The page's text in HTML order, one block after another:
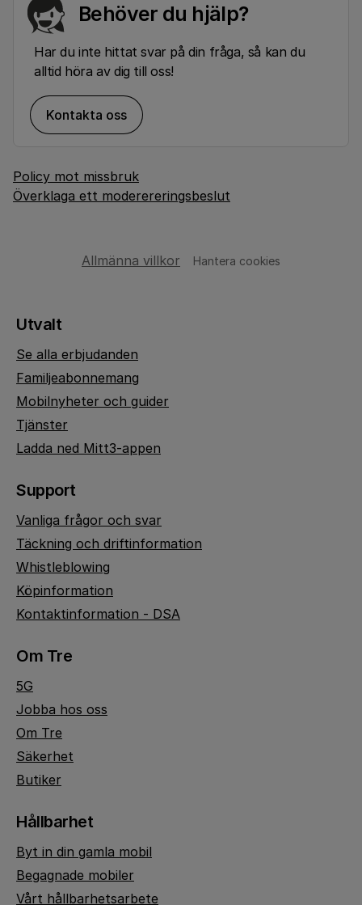
Behöver du hjälp?
Har du inte hittat svar på din fråga, så kan du
alltid höra av dig till oss!
Kontakta oss
Policy mot missbruk
Överklaga ett moderereringsbeslut
Allmänna villkor Hantera cookies
Utvalt
Se alla erbjudanden
Familjeabonnemang
Mobilnyheter och guider
Tjänster
Ladda ned Mitt3-appen
Support
Vanliga frågor och svar
Täckning och driftinformation
Whistleblowing
Köpinformation
Kontaktinformation - DSA
Om Tre
5G
Jobba hos oss
Om Tre
Säkerhet
Butiker
Hållbarhet
Byt in din gamla mobil
Begagnade mobiler
Vårt hållbarhetsarbete